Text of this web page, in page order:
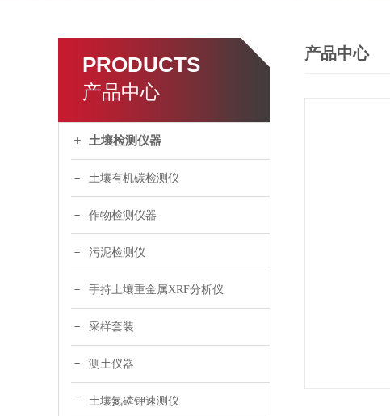
PRODUCTS
产品中心
土壤检测仪器
土壤有机碳检测仪
作物检测仪器
污泥检测仪
手持土壤重金属XRF分析仪
采样套装
测土仪器
土壤氮磷钾速测仪
产品中心